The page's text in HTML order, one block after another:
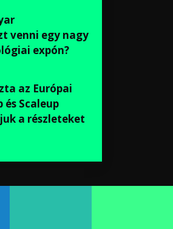
venni egy nagy
expón?
az Európai
Scaleup
a részleteket